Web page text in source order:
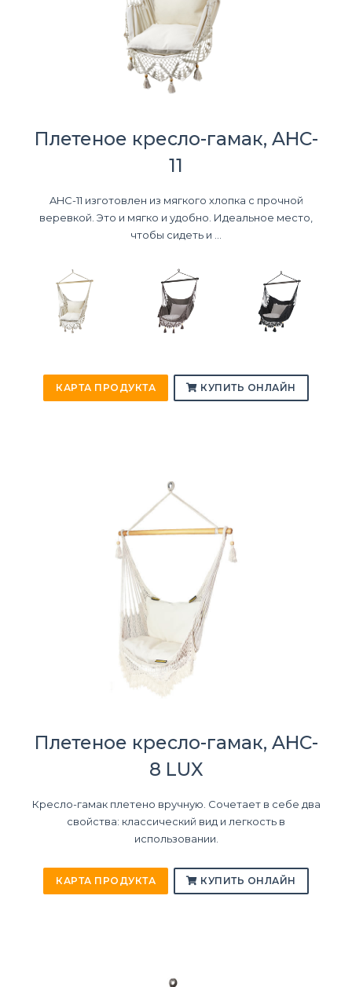
Плетеное кресло-гамак, AHC-
11
AHC-11 изготовлен из мягкого хлопка с прочной
веревкой. Это и мягко и удобно. Идеальное место,
чтобы сидеть и ...
КАРТА ПРОДУКТА КУПИТЬ ОНЛАЙН
Плетеное кресло-гамак, AHC-
8 LUX
Кресло-гамак плетено вручную. Сочетает в себе два
свойства: классический вид и легкость в
использовании.
КАРТА ПРОДУКТА КУПИТЬ ОНЛАЙН